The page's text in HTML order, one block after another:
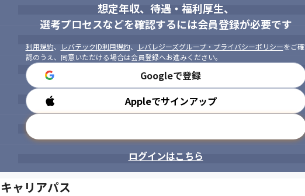
想定年収、待遇・福利厚生、
選考プロセスなどを確認するには会員登録が必要です
利用規約、 レバテックID利用規約、 レバレジーズグループ・プライバシーポリシーをご確
認のうえ、同意いただける場合は会員登録へお進みください。
Googleで登録
Appleでサインアップ
ログインはこちら
ャリアパス